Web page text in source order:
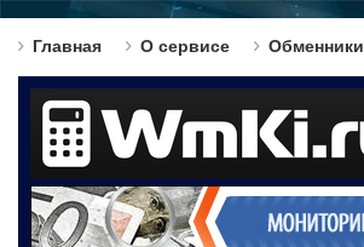
Главная О сервисе Обменники